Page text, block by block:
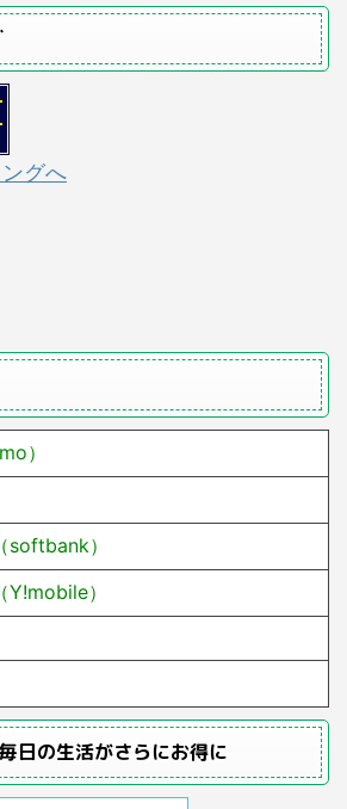
グへ
）
softbank）
Y!mobile）
日の生活がさらにお得に